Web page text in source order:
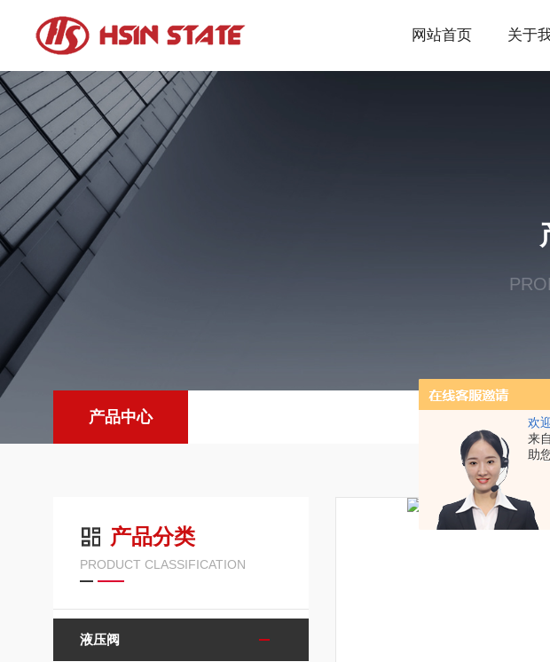
欢
来
助
网站首页 关于
产品中心
产品分类
PRODUCT CLASSIFICATION
液压阀